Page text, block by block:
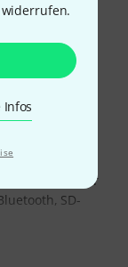
widerrufen.
Infos
habe ich mir
mir ein
Gesang mit
auch sein, für
SD-